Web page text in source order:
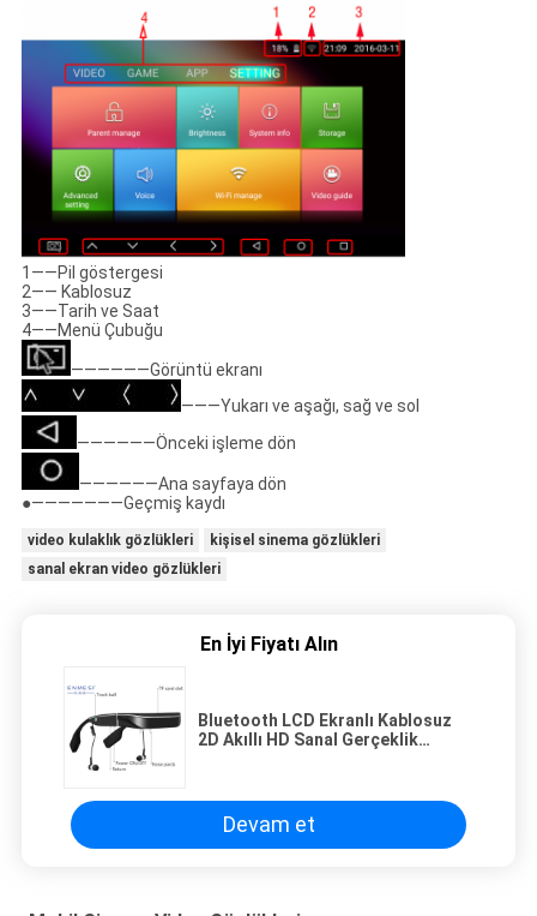
1――Pil göstergesi
2―― Kablosuz
3――Tarih ve Saat
4――Menü Çubuğu
――――――Görüntü ekranı
―――Yukarı ve aşağı, sağ ve sol
――――――Önceki işleme dön
――――――Ana sayfaya dön
●―――――――Geçmiş kaydı
video kulaklık gözlükleri
kişisel sinema gözlükleri
sanal ekran video gözlükleri
En İyi Fiyatı Alın
Bluetooth LCD Ekranlı Kablosuz
2D Akıllı HD Sanal Gerçeklik
Devam et